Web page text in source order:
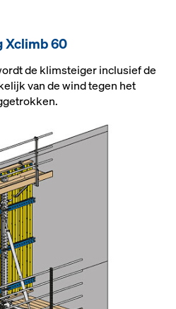
Xclimb 60
de klimsteiger inclusief de
van de wind tegen het